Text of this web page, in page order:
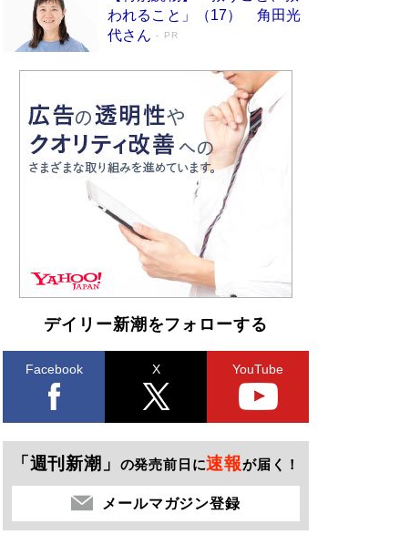
われること」（17） 角田光
代さん
PR
デイリー新潮をフォローする
Facebook X YouTube
「週刊新潮」 の発売前日に速報が届く！
メールマガジン登録